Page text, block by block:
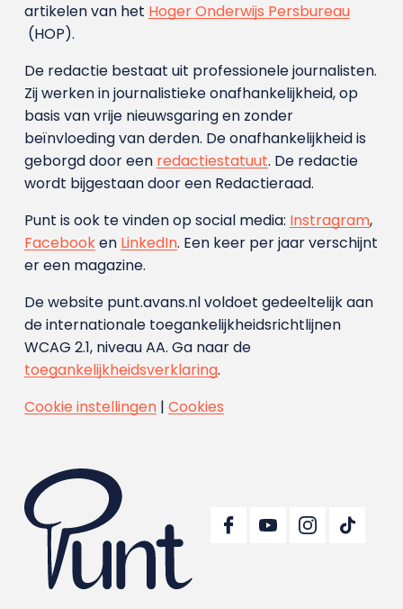
artikelen van het Hoger Onderwijs Persbureau
(HOP).
De redactie bestaat uit professionele journalisten.
Zij werken in journalistieke onafhankelijkheid, op
basis van vrije nieuwsgaring en zonder
beïnvloeding van derden. De onafhankelijkheid is
geborgd door een redactiestatuut. De redactie
wordt bijgestaan door een Redactieraad.
Punt is ook te vinden op social media: Instragram,
Facebooken LinkedIn. Een keer per jaar verschijnt
er een magazine.
De website punt.avans.nl voldoet gedeeltelijk aan
de internationale toegankelijkheidsrichtlijnen
WCAG 2.1, niveau AA. Ga naar de
toegankelijkheidsverklaring.
Cookie instellingen| Cookies